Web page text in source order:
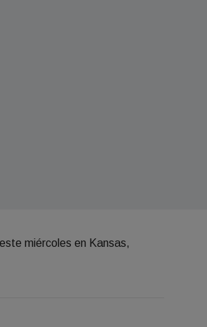
miércoles en Kansas,